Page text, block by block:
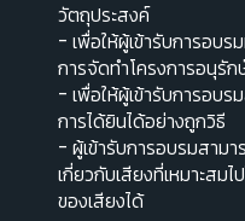
วัตถุประสงค์
- เพื่อให้ผู้เข้ารับการอบร
การจัดทําโครงการอนุรั
- เพื่อให้ผู้เข้ารับการอบ
การได้ยินได้อย่างถูกวิธี
- ผู้เข้ารับการอบรมสาม
เกี่ยวกับเสียงที่เหมาะสม
ของเสียงได้